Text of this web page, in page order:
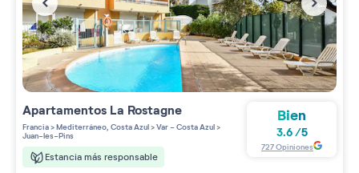
Apartamentos La Rostagne
Francia>Mediterráneo, Costa Azul>Var - Costa Azul>
Juan-les-Pins
Estancia más responsable
Bien
3.6/5
727Opiniones